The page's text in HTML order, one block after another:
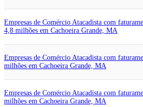
Empresas de Comércio Atacadista com
4,8 milhões em Cachoeira Grande, MA
Empresas de Comércio Atacadista com
milhões em Cachoeira Grande, MA
Empresas de Comércio Atacadista com
milhões em Cachoeira Grande, MA